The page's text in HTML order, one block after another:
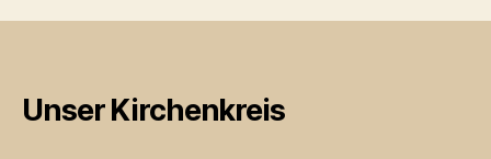
Unser Kirchenkreis